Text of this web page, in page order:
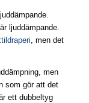
ljuddämpande.
, men det
men
som gör att det
ett dubbeltyg